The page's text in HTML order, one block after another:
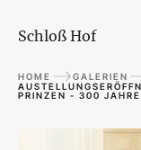
Schloß Hof
HOME
GALERIEN
PRINZEN - 300 JAHRE